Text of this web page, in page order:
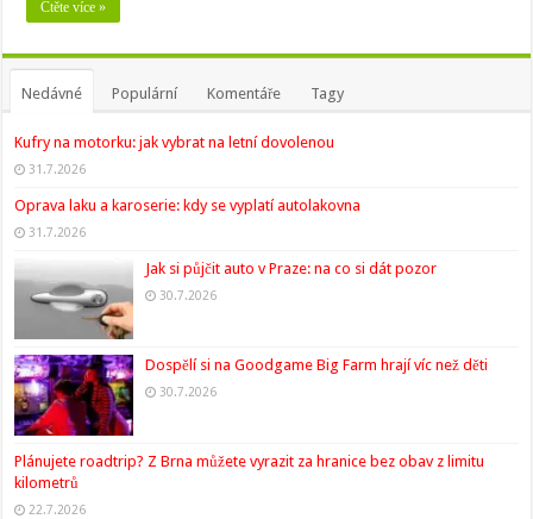
Čtěte více »
Nedávné Populární Komentáře Tagy
Kufry na motorku: jak vybrat na letní dovolenou
31.7.2026
Oprava laku a karoserie: kdy se vyplatí autolakovna
31.7.2026
Jak si půjčit auto v Praze: na co si dát pozor
30.7.2026
Dospělí si na Goodgame Big Farm hrají víc než děti
30.7.2026
Plánujete roadtrip? Z Brna můžete vyrazit za hranice bez obav z limitu
kilometrů
22.7.2026